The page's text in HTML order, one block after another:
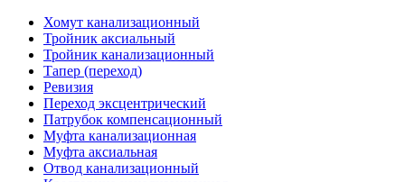
Хомут канализационный
Тройник аксиальный
Тройник канализационный
Тапер (переход)
Ревизия
Переход эксцентрический
Патрубок компенсационный
Муфта канализационная
Муфта аксиальная
Отвод канализационный